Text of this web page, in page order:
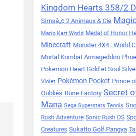
Kingdom Hearts 358/2
Simsâ„¢ 2 Animaux & Cie
Mario Kart World Medal of Honor
Minecraft Monster 4X4 : World
Mortal Kombat Armageddon
Pokemon Heart Gold et Soul
Violet Pokémon Pocket Prince
Oubliés Rune Factory Secret
Mana Sega Superstars Tennis
Rush Adventure Sonic Rush DS
Creatures Sukatto Golf Pangya